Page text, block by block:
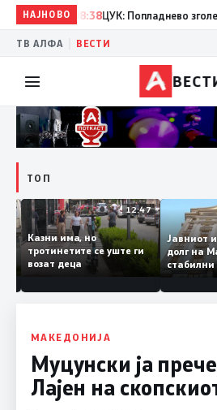
НАЈНОВО
08:38 ЦУК: Попладнево
ТВ АЛФА ВЕСТИ
ТОП
12:50
и
12:47
Казни има, но
тротинетите се уште ги
возат деца
долг
МАКЕДОНИЈА
Муцунски ја
Лајен на